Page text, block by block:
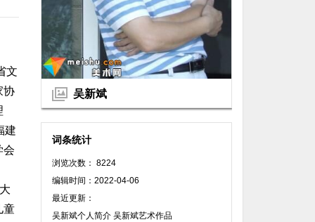
吴新斌
词条统计
浏览次数： 8224
编辑时间：2022-04-06
最近更新：
吴新斌个人简介 吴新斌艺术作品
文
协
建
会
童